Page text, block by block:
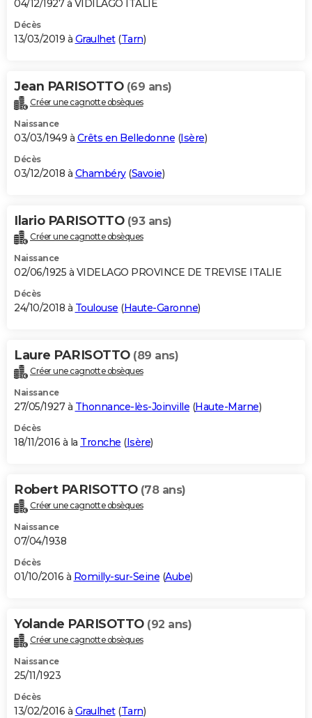
04/12/1927 à VIDILAGO ITALIE
Décès
13/03/2019 à Graulhet(Tarn)
Jean PARISOTTO (69 ans)
Créer une cagnotte obsèques
Naissance
03/03/1949 à Crêts en Belledonne (Isère)
Décès
03/12/2018 à Chambéry(Savoie)
Ilario PARISOTTO (93 ans)
Créer une cagnotte obsèques
Naissance
02/06/1925 à VIDELAGO PROVINCE DE TREVISE ITALIE
Décès
24/10/2018 à Toulouse (Haute-Garonne)
Laure PARISOTTO (89 ans)
Créer une cagnotte obsèques
Naissance
27/05/1927 à Thonnance-lès-Joinville (Haute-Marne)
Décès
18/11/2016 à la Tronche (Isère)
Robert PARISOTTO (78 ans)
Créer une cagnotte obsèques
Naissance
07/04/1938
Décès
01/10/2016 à Romilly-sur-Seine (Aube)
Yolande PARISOTTO (92 ans)
Créer une cagnotte obsèques
Naissance
25/11/1923
Décès
13/02/2016 à Graulhet(Tarn)